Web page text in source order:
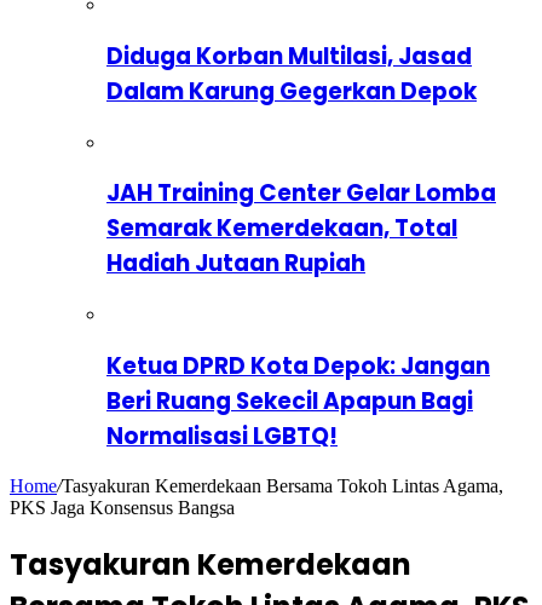
Diduga Korban Multilasi, Jasad
Dalam Karung Gegerkan Depok
JAH Training Center Gelar Lomba
Semarak Kemerdekaan, Total
Hadiah Jutaan Rupiah
Ketua DPRD Kota Depok: Jangan
Beri Ruang Sekecil Apapun Bagi
Normalisasi LGBTQ!
Home/Tasyakuran Kemerdekaan Bersama Tokoh Lintas Agama,
PKS Jaga Konsensus Bangsa
Tasyakuran Kemerdekaan